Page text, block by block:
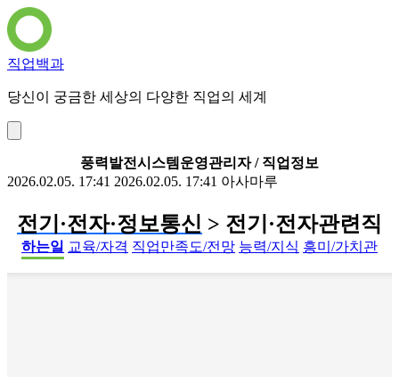
직업백과
당신이 궁금한 세상의 다양한 직업의 세계
풍력발전시스템운영관리자 / 직업정보
2026.02.05. 17:41 2026.02.05. 17:41 아사마루
전기·전자·정보통신 > 전기·전자관련직
하는일 교육/자격 직업만족도/전망 능력/지식 흥미/가치관